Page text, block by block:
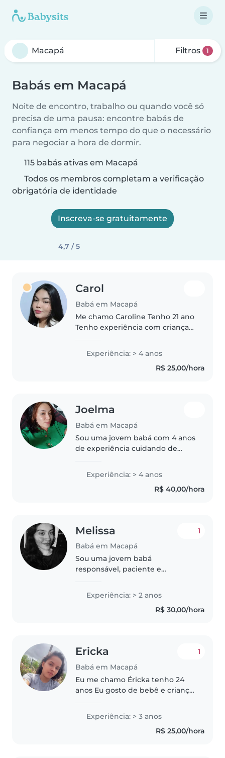
Filtros 1
Babás em Macapá
Noite de encontro, trabalho ou quando você só
precisa de uma pausa: encontre babás de
confiança em menos tempo do que o necessário
para negociar a hora de dormir.
115 babás ativas em Macapá
Todos os membros completam a verificação
obrigatória de identidade
Inscreva-se gratuitamente
4,7 / 5
Carol
Babá em Macapá
Me chamo Caroline Tenho 21 ano
Tenho experiência com crianças
pessoa cuidadosa, atenciosa
Experiência: > 4 anos
R$ 25,00/hora
Joelma
Babá em Macapá
Sou uma jovem babá com 4 anos
de experiência cuidando de
necessidades especiais como
TDAH, autismo e diabetes. Tenho
Experiência: > 4 anos
R$ 40,00/hora
Melissa
Babá em Macapá
1
Sou uma jovem babá
responsável, paciente e
experiência cuidando de
crianças de todas as idades.
Adoro atividades criativas como
Experiência: > 2 anos
R$ 30,00/hora
Ericka
Babá em Macapá
1
Eu me chamo Éricka tenho 24
anos Eu gosto de bebê e criança
paciência com criança e eu sou
formada por isso tenho 3 anos
Experiência: > 3 anos
R$ 25,00/hora